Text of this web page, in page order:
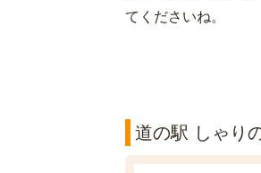
てくださいね。
道の駅 しゃり